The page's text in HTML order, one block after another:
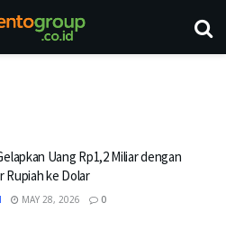
Uang Rp1,2 Miliar dengan
Rupiah ke Dolar
MAY 28, 2026 0